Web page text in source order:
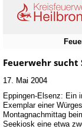
Feuerwehr sucht
17. Mai 2004
Eppingen-Elsenz: Ein
Exemplar einer
Montagnachmittag
Seekiosk eine etwa